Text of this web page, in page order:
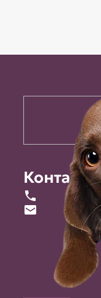
Контакты